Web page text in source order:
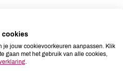
niet aanwezig
niet aanwezig
niet aanwezig
cookies
je jouw cookievoorkeuren aanpassen. Klik
gaan met het gebruik van alle cookies,